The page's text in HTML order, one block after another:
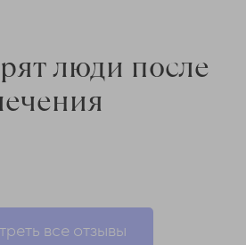
люди после
все отзывы